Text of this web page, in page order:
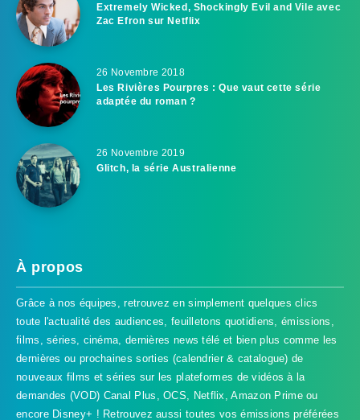
Extremely Wicked, Shockingly Evil and Vile avec
Zac Efron sur Netflix
26 Novembre 2018
Les Rivières Pourpres : Que vaut cette série
adaptée du roman ?
26 Novembre 2019
Glitch, la série Australienne
À propos
Grâce à nos équipes, retrouvez en simplement quelques clics
toute l'actualité des audiences, feuilletons quotidiens, émissions,
films, séries, cinéma, dernières news télé et bien plus comme les
dernières ou prochaines sorties (calendrier & catalogue) de
nouveaux films et séries sur les plateformes de vidéos à la
demandes (VOD) Canal Plus, OCS, Netflix, Amazon Prime ou
encore Disney+ ! Retrouvez aussi toutes vos émissions préférées